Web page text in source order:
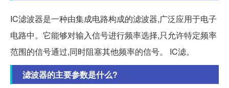
IC滤波器是一种由集成电路构成的滤波器,广泛应用于电子
电路中。它能够对输入信号进行频率选择,只允许特定频率
范围的信号通过,同时阻塞其他频率的信号。 IC滤。
滤波器的主要参数是什么?